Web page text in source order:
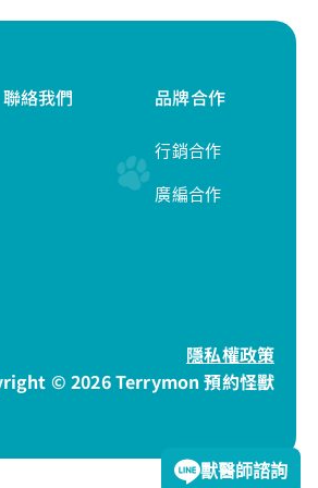
聯絡我們 品牌合作
行銷合作
廣編合作
隱私權政策
© 2026 Terrymon 預約怪獸
獸醫師諮詢